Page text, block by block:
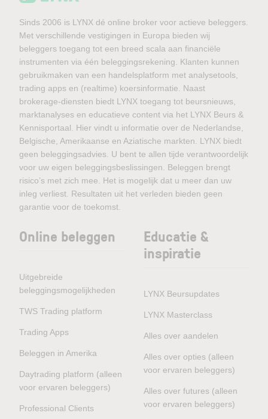
Sinds 2006 is LYNX dé online broker voor actieve beleggers.
Met verschillende vestigingen in Europa bieden wij
beleggers toegang tot een breed scala aan financiële
instrumenten via één beleggingsrekening. Klanten kunnen
gebruikmaken van een handelsplatform met analysetools,
trading apps en (realtime) koersinformatie. Naast
brokerage-diensten biedt LYNX toegang tot beursnieuws,
marktanalyses en educatieve content via het LYNX Beurs &
Kennisportaal. Hier vindt u informatie over de Nederlandse,
Belgische, Amerikaanse en Aziatische markten. LYNX biedt
geen beleggingsadvies. U bent te allen tijde verantwoordelijk
voor uw eigen beleggingsbeslissingen. Beleggen brengt
risico’s met zich mee. Het is mogelijk dat u meer dan uw
inleg verliest. Resultaten uit het verleden bieden geen
garantie voor de toekomst.
Online beleggen
Uitgebreide
beleggingsmogelijkheden
TWS Trading platform
Trading Apps
Beleggen in Amerika
Daytrading platform (alleen
voor ervaren beleggers)
Professional Clients
Educatie &
inspiratie
LYNX Beursupdates
LYNX Masterclass
Alles over aandelen
Alles over opties (alleen
voor ervaren beleggers)
Alles over futures (alleen
voor ervaren beleggers)